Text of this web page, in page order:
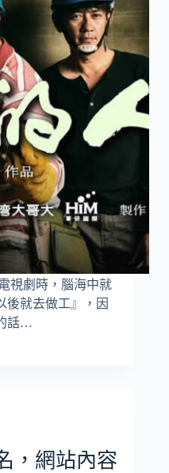
視劇時，腦海中就
後就去做工』，因
話…
，網站內容